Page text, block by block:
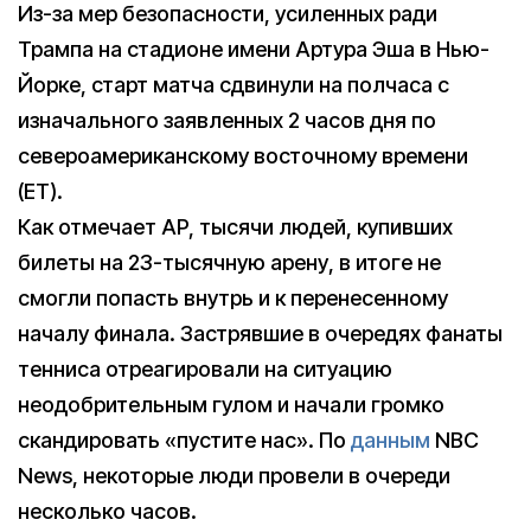
Из-за мер безопасности, усиленных ради
Трампа на стадионе имени Артура Эша в Нью-
Йорке, старт матча сдвинули на полчаса с
изначального заявленных 2 часов дня по
североамериканскому восточному времени
(ET).
Как отмечает AP, тысячи людей, купивших
билеты на 23-тысячную арену, в итоге не
смогли попасть внутрь и к перенесенному
началу финала. Застрявшие в очередях фанаты
тенниса отреагировали на ситуацию
неодобрительным гулом и начали громко
скандировать «пустите нас». По данным NBC
News, некоторые люди провели в очереди
несколько часов.